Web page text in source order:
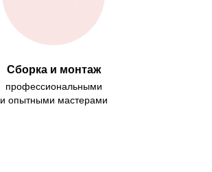
Сборка и монтаж
профессиональными
и опытными мастерами